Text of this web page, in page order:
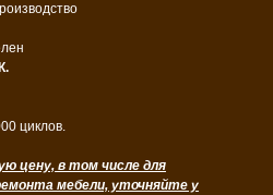
циклов.
цену, в том числе для
мебели, уточняйте у